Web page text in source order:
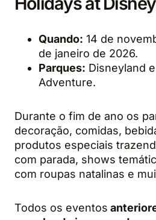
Quando: 14 de
de janeiro de 2026.
Parques: Disneyland
Adventure.
Durante o fim de ano os
decoração, comidas,
produtos especiais
com parada, shows
com roupas natalinas e
Todos os eventos